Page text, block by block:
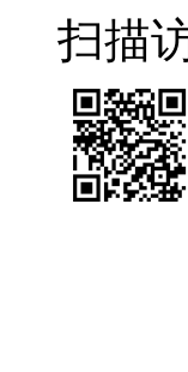
扫描